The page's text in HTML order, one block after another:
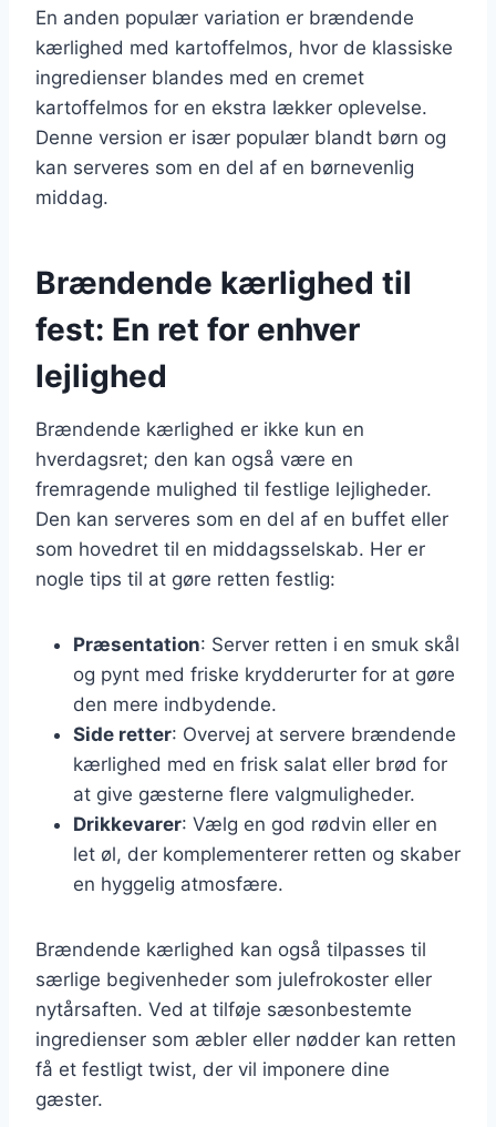
En anden populær variation er brændende
kærlighed med kartoffelmos, hvor de klassiske
ingredienser blandes med en cremet
kartoffelmos for en ekstra lækker oplevelse.
Denne version er især populær blandt børn og
kan serveres som en del af en børnevenlig
middag.
Brændende kærlighed til
fest: En ret for enhver
lejlighed
Brændende kærlighed er ikke kun en
hverdagsret; den kan også være en
fremragende mulighed til festlige lejligheder.
Den kan serveres som en del af en buffet eller
som hovedret til en middagsselskab. Her er
nogle tips til at gøre retten festlig:
Præsentation: Server retten i en smuk skål
og pynt med friske krydderurter for at gøre
den mere indbydende.
Side retter: Overvej at servere brændende
kærlighed med en frisk salat eller brød for
at give gæsterne flere valgmuligheder.
Drikkevarer: Vælg en god rødvin eller en
let øl, der komplementerer retten og skaber
en hyggelig atmosfære.
Brændende kærlighed kan også tilpasses til
særlige begivenheder som julefrokoster eller
nytårsaften. Ved at tilføje sæsonbestemte
ingredienser som æbler eller nødder kan retten
få et festligt twist, der vil imponere dine
gæster.